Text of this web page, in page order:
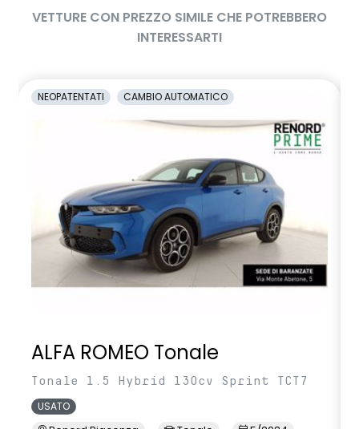
VETTURE CON PREZZO SIMILE CHE POTREBBERO
INTERESSARTI
NEOPATENTATI CAMBIO AUTOMATICO
ALFA ROMEO Tonale
Tonale 1.5 Hybrid 130cv Sprint TCT7
USATO